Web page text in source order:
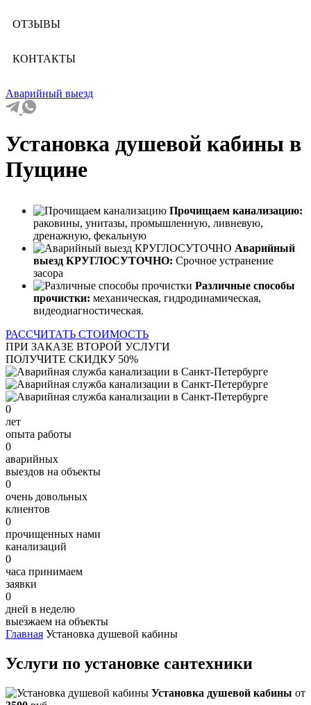
ОТЗЫВЫ
КОНТАКТЫ
Аварийный выезд
Установка душевой кабины в
Пущине
Прочищаем канализацию:
раковины, унитазы, промышленную, ливневую,
дренажную, фекальную
Аварийный
выезд КРУГЛОСУТОЧНО: Срочное устранение
засора
Различные способы
прочистки: механическая, гидродинамическая,
видеодиагностическая.
РАССЧИТАТЬ СТОИМОСТЬ
ПРИ ЗАКАЗЕ ВТОРОЙ УСЛУГИ
ПОЛУЧИТЕ СКИДКУ 50%
0
лет
опыта работы
0
аварийных
выездов на объекты
0
очень довольных
клиентов
0
прочищенных нами
канализаций
0
часа принимаем
заявки
0
дней в неделю
выезжаем на объекты
Главная Установка душевой кабины
Услуги по установке сантехники
Установка душевой кабины от